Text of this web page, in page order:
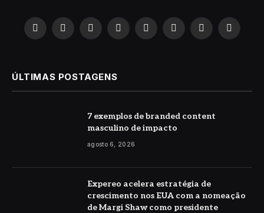
X
InstagramPinterestYouTubeLinkedInWhatsApp
Reddit TikTok
ÚLTIMAS POSTAGENS
7 exemplos de branded content
masculino de impacto
agosto 6, 2026
Expereo acelera estratégia de
crescimento nos EUA com a nomeação
de Margi Shaw como presidente